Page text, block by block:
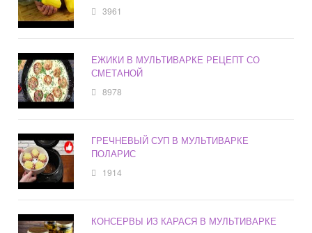
3961
ЕЖИКИ В МУЛЬТИВАРКЕ РЕЦЕПТ СО
СМЕТАНОЙ
8978
ГРЕЧНЕВЫЙ СУП В МУЛЬТИВАРКЕ
ПОЛАРИС
1914
КОНСЕРВЫ ИЗ КАРАСЯ В МУЛЬТИВАРКЕ